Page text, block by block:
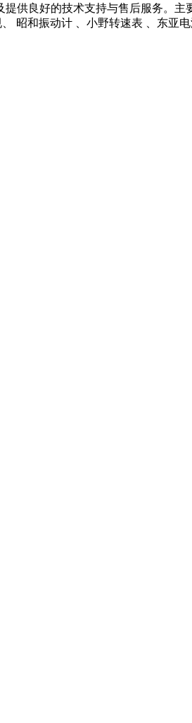
供良好的技术支持与售后服务。
昭和振动计 、小野转速表 、东亚电